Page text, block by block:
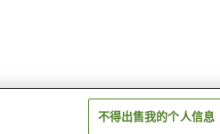
不得出售我的个人信息